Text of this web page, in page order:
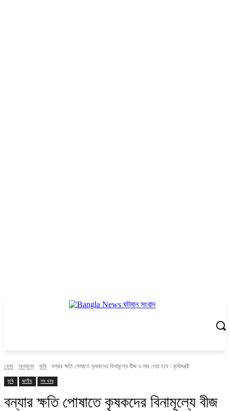
হোম অন্যান্য কৃষি বন্যার ক্ষতি পোষাতে কৃষকদের বিনামূল্যে বীজ ও সার দেয়া হবে : কৃষিমন্ত্রী
কৃষি জাতীয় সব খবর
বন্যার ক্ষতি পোষাতে কৃষকদের বিনামূল্যে বীজ